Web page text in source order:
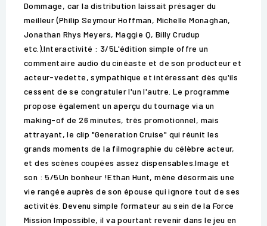
Dommage, car la distribution laissait présager du
meilleur (Philip Seymour Hoffman, Michelle Monaghan,
Jonathan Rhys Meyers, Maggie Q, Billy Crudup
etc.).Interactivité : 3/5L'édition simple offre un
commentaire audio du cinéaste et de son producteur et
acteur-vedette, sympathique et intéressant dès qu'ils
cessent de se congratuler l'un l'autre. Le programme
propose également un aperçu du tournage via un
making-of de 26 minutes, très promotionnel, mais
attrayant, le clip "Generation Cruise" qui réunit les
grands moments de la filmographie du célèbre acteur,
et des scènes coupées assez dispensables.Image et
son : 5/5Un bonheur !Ethan Hunt, mène désormais une
vie rangée auprès de son épouse qui ignore tout de ses
activités. Devenu simple formateur au sein de la Force
Mission Impossible, il va pourtant revenir dans le jeu en